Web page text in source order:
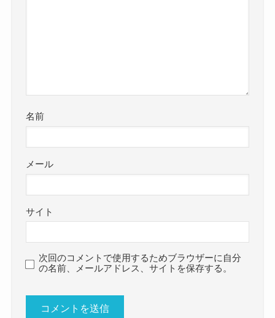
名前
メール
サイト
次回のコメントで使用するためブラウザーに自分
の名前、メールアドレス、サイトを保存する。